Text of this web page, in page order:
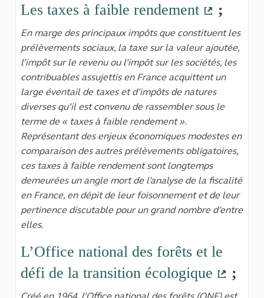
Les taxes à faible rendement
(Lien
;
En marge des principaux impôts que constituent les
prélèvements sociaux, la taxe sur la valeur ajoutée,
l’impôt sur le revenu ou l’impôt sur les sociétés, les
contribuables assujettis en France acquittent un
large éventail de taxes et d’impôts de natures
diverses qu’il est convenu de rassembler sous le
terme de « taxes à faible rendement ».
Représentant des enjeux économiques modestes en
comparaison des autres prélèvements obligatoires,
ces taxes à faible rendement sont longtemps
demeurées un angle mort de l’analyse de la fiscalité
en France, en dépit de leur foisonnement et de leur
pertinence discutable pour un grand nombre d’entre
elles.
L’Office national des forêts et le
défi de la transition écologique
(Lien
;